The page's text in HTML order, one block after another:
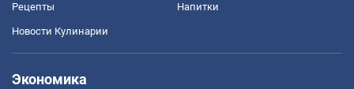
Рецепты Напитки
Новости Кулинарии
Экономика